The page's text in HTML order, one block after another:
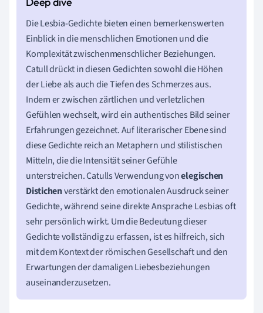
Die Lesbia-Gedichte bieten einen bemerkenswerten
Einblick in die menschlichen Emotionen und die
Komplexität zwischenmenschlicher Beziehungen.
Catull drückt in diesen Gedichten sowohl die Höhen
der Liebe als auch die Tiefen des Schmerzes aus.
Indem er zwischen zärtlichen und verletzlichen
Gefühlen wechselt, wird ein authentisches Bild seiner
Erfahrungen gezeichnet. Auf literarischer Ebene sind
diese Gedichte reich an Metaphern und stilistischen
Mitteln, die die Intensität seiner Gefühle
unterstreichen. Catulls Verwendung vonelegischen
Distichenverstärkt den emotionalen Ausdruck seiner
Gedichte, während seine direkte Ansprache Lesbias oft
sehr persönlich wirkt. Um die Bedeutung dieser
Gedichte vollständig zu erfassen, ist es hilfreich, sich
mit dem Kontext der römischen Gesellschaft und den
Erwartungen der damaligen Liebesbeziehungen
auseinanderzusetzen.